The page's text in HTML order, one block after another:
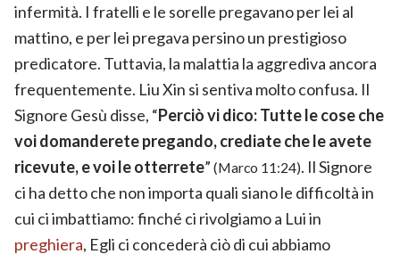
infermità. I fratelli e le sorelle pregavano per lei al
mattino, e per lei pregava persino un prestigioso
predicatore. Tuttavia, la malattia la aggrediva ancora
frequentemente. Liu Xin si sentiva molto confusa. Il
Signore Gesù disse, “Perciò vi dico: Tutte le cose che
voi domanderete pregando, crediate che le avete
ricevute, e voi le otterrete” (Marco 11:24). Il Signore
ci ha detto che non importa quali siano le difficoltà in
cui ci imbattiamo: finché ci rivolgiamo a Lui in
preghiera, Egli ci concederà ciò di cui abbiamo